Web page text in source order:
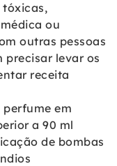
tóxicas,
ou
outras pessoas
precisar levar os
receita
em
a 90 ml
de bombas